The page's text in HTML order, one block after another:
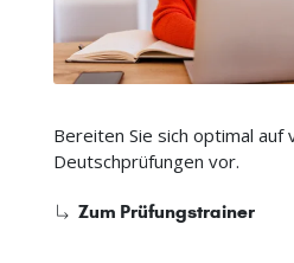
Bereiten Sie sich optimal auf
Deutschprüfungen vor.
Zum Prüfungstrainer